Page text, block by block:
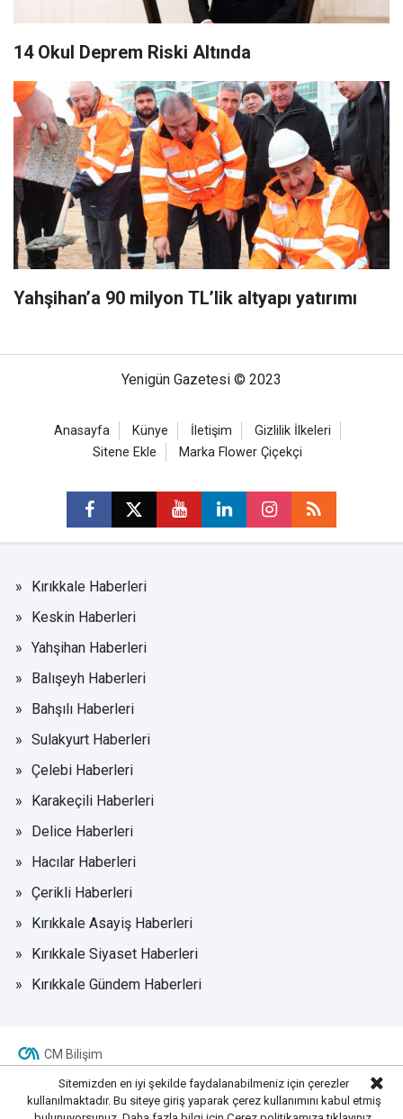
14 Okul Deprem Riski Altında
Yahşihan’a 90 milyon TL’lik altyapı yatırımı
Yenigün Gazetesi © 2023
Anasayfa Künye İletişim
Gizlilik İlkeleri
Sitene Ekle
Marka Flower Çiçekçi
Kırıkkale Haberleri
Keskin Haberleri
Yahşihan Haberleri
Balışeyh Haberleri
Bahşılı Haberleri
Sulakyurt Haberleri
Çelebi Haberleri
Karakeçili Haberleri
Delice Haberleri
Hacılar Haberleri
Çerikli Haberleri
Kırıkkale Asayiş Haberleri
Kırıkkale Siyaset Haberleri
Kırıkkale Gündem Haberleri
CM Bilişim
Sitemizden en iyi şekilde faydalanabilmeniz için çerezler
kullanılmaktadır. Bu siteye giriş yaparak çerez kullanımını kabul etmiş